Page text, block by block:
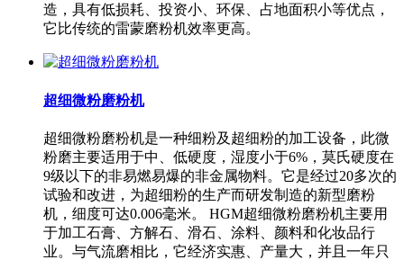
造，具有低损耗、投资小、环保、占地面积小等优点，
它比传统的雷蒙磨粉机效率更高。
超细微粉磨粉机
超细微粉磨粉机是一种细粉及超细粉的加工设备，此微
粉磨主要适用于中、低硬度，湿度小于6%，莫氏硬度在
9级以下的非易燃易爆的非金属物料。它是经过20多次的
试验和改进，为超细粉的生产而研发制造的新型磨粉
机，细度可达0.006毫米。 HGM超细微粉磨粉机主要用
于加工石膏、方解石、滑石、涂料、颜料和化妆品行
业。与气流磨相比，它经济实惠、产量大，并且一年只